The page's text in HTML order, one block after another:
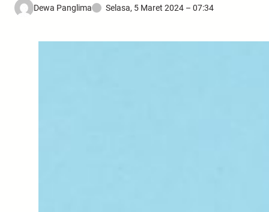
Dewa Panglima Selasa, 5 Maret 2024 – 07:34